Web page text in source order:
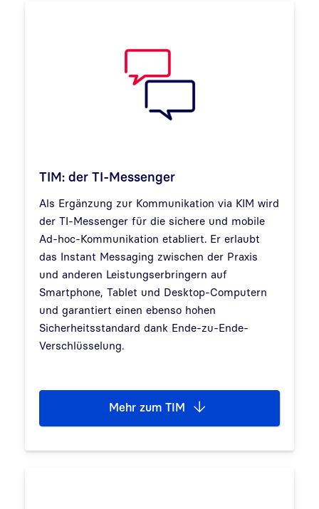
TIM: der TI-Messenger
Als Ergänzung zur Kommunikation via KIM wird
der TI-Messenger für die sichere und mobile
Ad-hoc-Kommunikation etabliert. Er erlaubt
das Instant Messaging zwischen der Praxis
und anderen Leistungserbringern auf
Smartphone, Tablet und Desktop-Computern
und garantiert einen ebenso hohen
Sicherheitsstandard dank Ende-zu-Ende-
Verschlüsselung.
Mehr zum TIM